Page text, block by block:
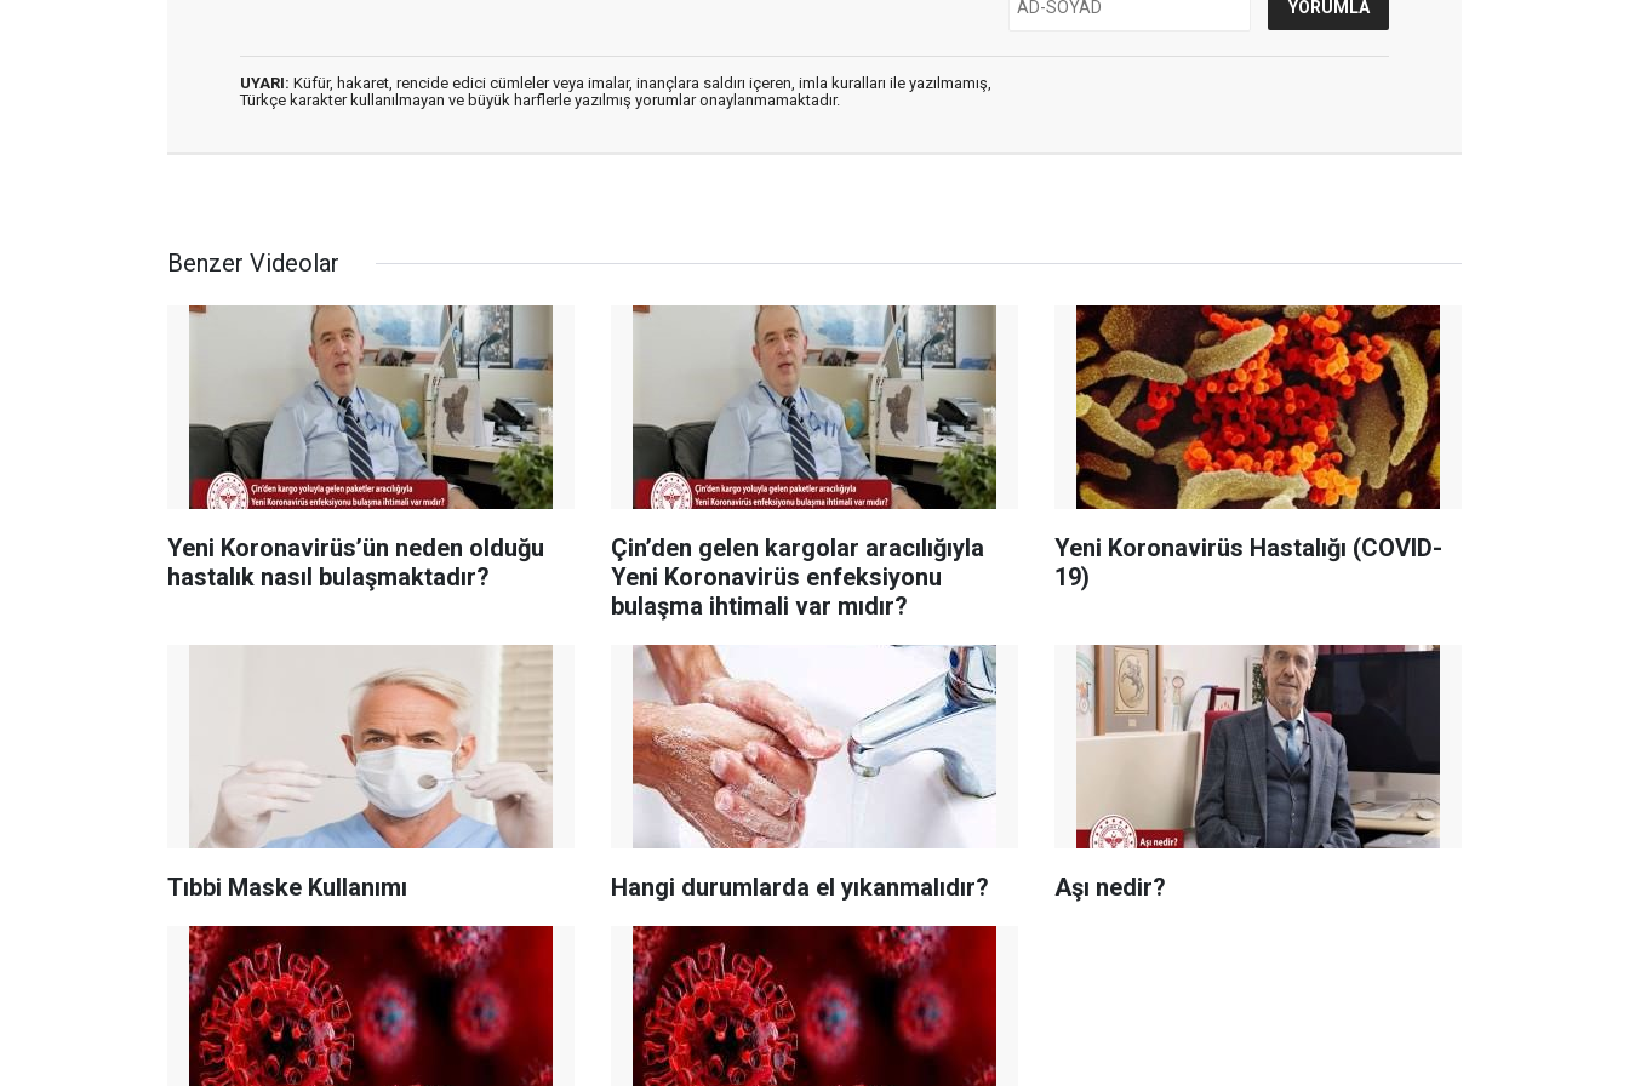
UYARI: Küfür, hakaret, rencide edici cümleler veya imalar, inançlara saldırı içeren, imla kuralları ile yazılmamış,
Türkçe karakter kullanılmayan ve büyük harflerle yazılmış yorumlar onaylanmamaktadır.
Benzer Videolar
Yeni Koronavirüs’ün neden olduğu
hastalık nasıl bulaşmaktadır?
Çin’den gelen kargolar aracılığıyla
Yeni Koronavirüs enfeksiyonu
bulaşma ihtimali var mıdır?
Yeni Koronavirüs Hastalığı (COVID-
19)
Tıbbi Maske Kullanımı Hangi durumlarda el yıkanmalıdır? Aşı nedir?